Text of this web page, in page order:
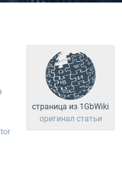
страница из 1GbWiki
оригинал статьи